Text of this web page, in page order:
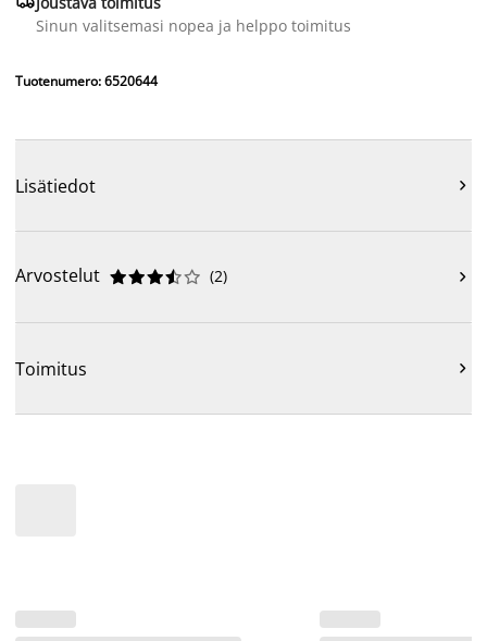
Sinun valitsemasi nopea ja helppo toimitus
Tuotenumero: 6520644
Lisätiedot 
Arvostelut 




 (2) 
Toimitus 